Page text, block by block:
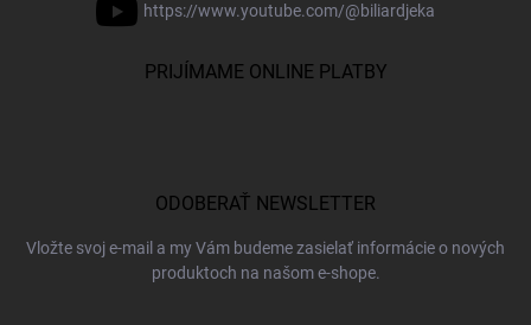
https://www.youtube.com/@biliardjeka
PRIJÍMAME ONLINE PLATBY
ODOBERAŤ NEWSLETTER
Vložte svoj e-mail a my Vám budeme zasielať informácie o nových
produktoch na našom e-shope.